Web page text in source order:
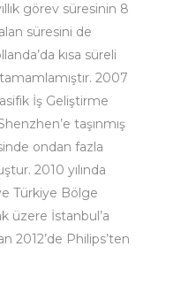
görev süresinin 8
süresini de
kısa süreli
2007
İş Geliştirme
taşınmış
ondan fazla
2010 yılında
Türkiye Bölge
üzere İstanbul’a
2012’de Philips’ten